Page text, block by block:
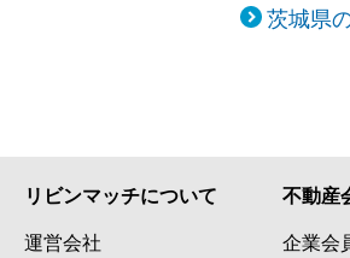
茨城県
リビンマッチについて
運営会社
不動産
企業会